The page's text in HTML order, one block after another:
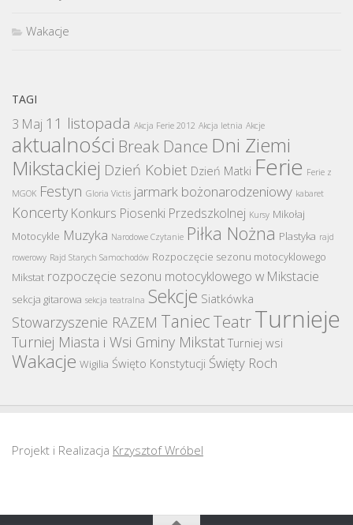
Wakacje
TAGI
3 Maj 11 listopada Akcja Ferie 2012 Akcja letnia Akcje
aktualności Break Dance Dni Ziemi
Mikstackiej Dzień Kobiet Dzień Matki Ferie Ferie z
MGOK Festyn Gloria Victis jarmark bożonarodzeniowy kabaret
Koncerty Konkurs Piosenki Przedszkolnej Kursy Mikołaj
Motocykle Muzyka Narodowe Czytanie Piłka Nożna Plastyka rajd
rowerowy Rajd Starych Samochodów Rozpoczęcie sezonu motocyklowego
Mikstat rozpoczęcie sezonu motocyklowego w Mikstacie
sekcja gitarowa sekcja teatralna Sekcje Siatkówka
Stowarzyszenie RAZEM TaniecTeatrTurnieje
Turniej Miasta i Wsi Gminy Mikstat Turniej wsi
Wakacje Wigilia Święto Konstytucji Święty Roch
Projekt i Realizacja Krzysztof Wróbel